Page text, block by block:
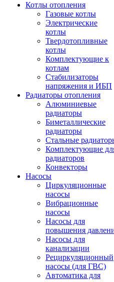
Котлы отопления
Газовые котлы
Электрические
котлы
Твердотопливные
котлы
Комплектующие к
котлам
Стабилизаторы
напряжения и ИБП
Радиаторы отопления
Алюминиевые
радиаторы
Биметаллические
радиаторы
Стальные
Комплектующие
радиаторов
Конвекторы
Насосы
Циркуляционные
насосы
Вибрационные
насосы
Насосы для
повышения
Насосы для
канализации
Рециркуляционный
насосы (для ГВС)
Автоматика для